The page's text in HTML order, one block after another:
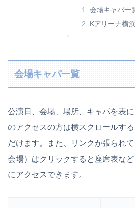
会場キャパ一
Kアリーナ横浜
会場キャパ一覧
公演日、会場、場所、キャパを表
のアクセスの方は横スクロールす
だけます。また、リンクが張られ
会場）はクリックすると座席表な
にアクセスできます。